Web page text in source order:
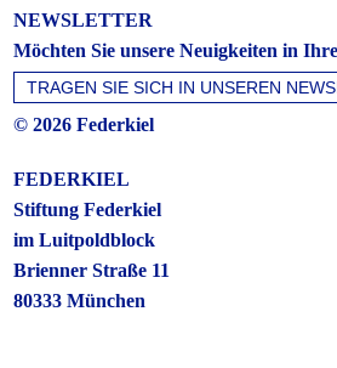
NEWSLETTER
Möchten Sie unsere Neuigkeiten in
© 2026 Federkiel
FEDERKIEL
Stiftung Federkiel
im Luitpoldblock
Brienner Straße 11
80333 München